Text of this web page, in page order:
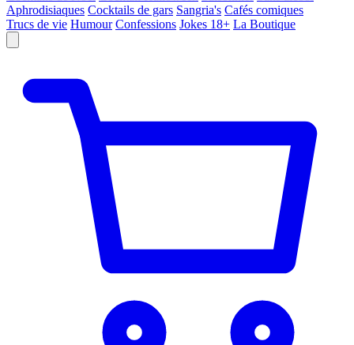
Aphrodisiaques Cocktails de gars Sangria's Cafés comiques
Trucs de vie Humour Confessions Jokes 18+ La Boutique